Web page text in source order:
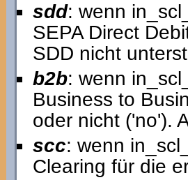
sdd: wenn
SEPA Direct
SDD nicht
b2b: wenn
Business to
oder nicht ('no').
scc: wenn
Clearing für die